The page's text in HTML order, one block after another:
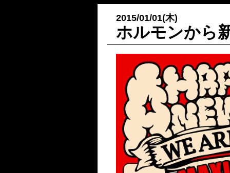
2015/01/01(木)
ホルモンから